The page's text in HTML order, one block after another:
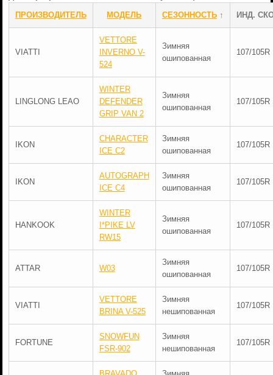
ПРОИЗВОДИТЕЛЬ МОДЕЛЬ СЕЗОННОСТЬ↑ ИНД.
VIATTI
VETTORE
INVERNO V-
524
Зимняя
ошипованная
107/105R
LINGLONG LEAO
WINTER
DEFENDER
GRIP VAN 2
Зимняя
ошипованная
107/105R
IKON
CHARACTER
ICE C2
Зимняя
ошипованная
107/105R
IKON
AUTOGRAPH
ICE C4
Зимняя
ошипованная
107/105R
HANKOOK
WINTER
I*PIKE LV
RW15
Зимняя
ошипованная
107/105R
ATTAR W03
Зимняя
ошипованная
107/105R
VIATTI
VETTORE
BRINA V-525
Зимняя
нешипованная
107/105R
FORTUNE
SNOWFUN
FSR-902
Зимняя
нешипованная
107/105R